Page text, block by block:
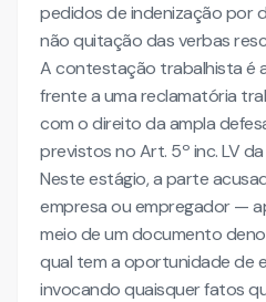
III. IMPUGNAÇÃO DA JUSTIÇA
IV. DA SÍNTESE DAS
PROMOVER A DEMANDA E
V. DO MÉRITO
a) DAS CONVERSAS DO
PROVA UNILATERAL
pedidos de indenização por
não quitação das verbas
A contestação trabalhista é
frente a uma reclamatória
com o direito da ampla
previstos no Art. 5º inc. LV
Neste estágio, a parte
empresa ou empregador —
meio de um documento
qual tem a oportunidade de
invocando quaisquer fatos